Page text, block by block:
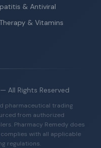
& Antiviral
& Vitamins
— All Rights Reserved
pharmaceutical trading
from authorized
Pharmacy Remedy does
with all applicable
regulations.